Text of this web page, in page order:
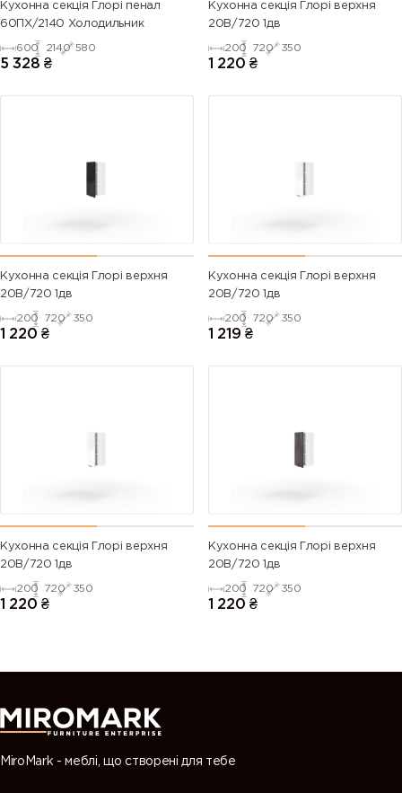
Кухонна секція Глорі пенал
60ПХ/2140 Холодильник
600 2140 580
5 328 ₴
Кухонна секція Глорі верхня
20В/720 1дв
200 720 350
1 220 ₴
Кухонна секція Глорі верхня
20В/720 1дв
200 720 350
1 220 ₴
Кухонна секція Глорі верхня
20В/720 1дв
200 720 350
1 219 ₴
Кухонна секція Глорі верхня
20В/720 1дв
200 720 350
1 220 ₴
Кухонна секція Глорі верхня
20В/720 1дв
200 720 350
1 220 ₴
MiroMark - меблі, що створені для тебе